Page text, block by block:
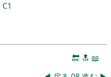
C1
🔚 🔝 📖